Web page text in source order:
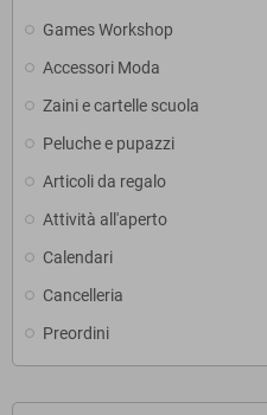
Games Workshop
Accessori Moda
Zaini e cartelle scuola
Peluche e pupazzi
Articoli da regalo
Attività all'aperto
Calendari
Cancelleria
Preordini